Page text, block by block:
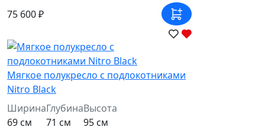
75 600 ₽
Мягкое полукресло с подлокотниками
Nitro Black
Ширина
69 см
Глубина
71 см
Высота
95 см